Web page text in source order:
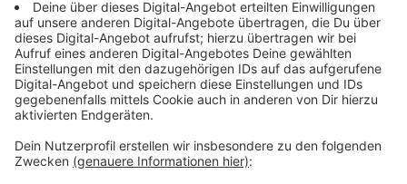
Rund 30 Millionen Euro soll der Neubau nach bisherigen
Planungen kosten. Nach einem positiven Bescheid
vom Bund, kann die Stadt Gronau mit rund 7,5 Millionen
Euro an Fördergeldern rechnen. Die jährlichen
Folgekosten werden mit 1,7 Millionen Euro
veranschlagt. Nachdem Ende Juni der Planungs- und
Bauausschuss mit klarer Mehrheit für die Pläne